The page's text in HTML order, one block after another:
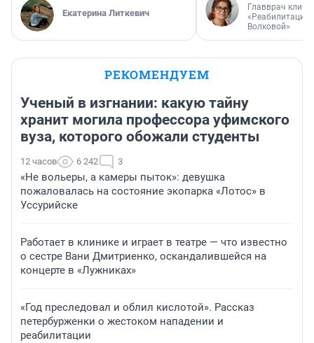
Екатерина Литкевич
Главврач
«Реабилитация
Волковой»
РЕКОМЕНДУЕМ
Ученый в изгнании: какую тайну
хранит могила профессора уфимского
вуза, которого обожали студенты
12 часов 6 242 3
«Не вольеры, а камеры пыток»: девушка
пожаловалась на состояние экопарка «Лотос» в
Уссурийске
Работает в клинике и играет в театре — что известно
о сестре Вани Дмитриенко, оскандалившейся на
концерте в «Лужниках»
«Год преследовал и облил кислотой». Рассказ
петербурженки о жестоком нападении и
реабилитации